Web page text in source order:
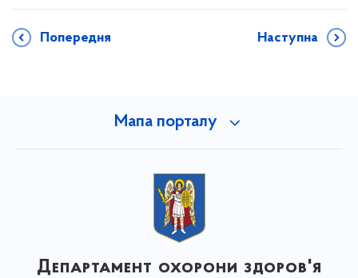
Попередня Наступна
Мапа порталу
Департамент охорони здоров'я